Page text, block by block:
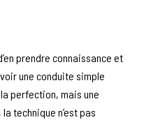
prendre connaissance et
une conduite simple
perfection, mais une
technique n’est pas